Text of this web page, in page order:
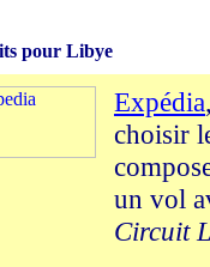
pour Libye
Expédia
choisir
un vol
Circuit